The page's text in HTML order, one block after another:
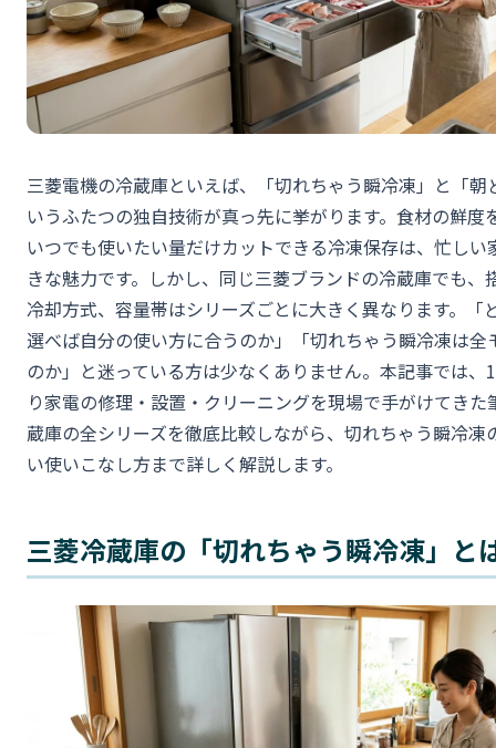
三菱電機の冷蔵庫といえば、「切れちゃう瞬冷凍」と「朝
いうふたつの独自技術が真っ先に挙がります。食材の鮮度
いつでも使いたい量だけカットできる冷凍保存は、忙しい
きな魅力です。しかし、同じ三菱ブランドの冷蔵庫でも、
冷却方式、容量帯はシリーズごとに大きく異なります。「
選べば自分の使い方に合うのか」「切れちゃう瞬冷凍は全
のか」と迷っている方は少なくありません。本記事では、
り家電の修理・設置・クリーニングを現場で手がけてきた
蔵庫の全シリーズを徹底比較しながら、切れちゃう瞬冷凍
い使いこなし方まで詳しく解説します。
三菱冷蔵庫の「切れちゃう瞬冷凍」と